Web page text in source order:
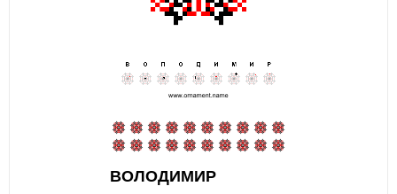
ВОЛОДИМИР